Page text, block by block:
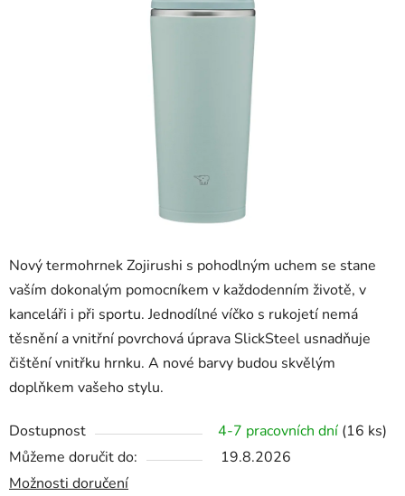
Nový termohrnek Zojirushi s pohodlným uchem se stane
vaším dokonalým pomocníkem v každodenním životě, v
kanceláři i při sportu. Jednodílné víčko s rukojetí nemá
těsnění a vnitřní povrchová úprava SlickSteel usnadňuje
čištění vnitřku hrnku. A nové barvy budou skvělým
doplňkem vašeho stylu.
Dostupnost 4-7 pracovních dní (16 ks)
Můžeme doručit do:
19.8.2026
Možnosti doručení